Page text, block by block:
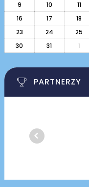
9
10 11
16
17 18
23
24 25
30
31 1
PARTNERZY